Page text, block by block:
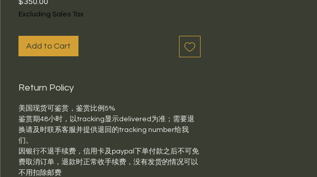
Excluding Sales Tax
Add to Cart
Return Policy
美国现货可鉴赏，鉴赏比例5%
鉴赏期48小时，以tracking显示delivered为准；需要退
换请及时联系客服并提供退回的tracking number给我
们。
因银行不退手续费，信用卡及paypal下单付款之后不可免
费取消订单，退款时正常收手续费，没有发货的情况可以
不用扣除邮费